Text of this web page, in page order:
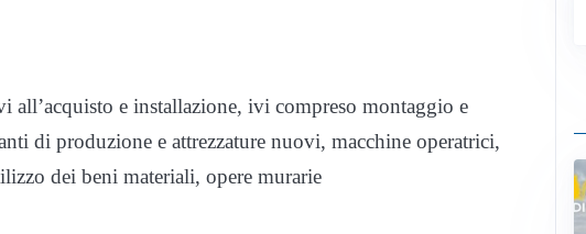
e installazione, ivi compreso montaggio e
di produzione e attrezzature nuovi, macchine operatrici,
dei beni materiali, opere murarie